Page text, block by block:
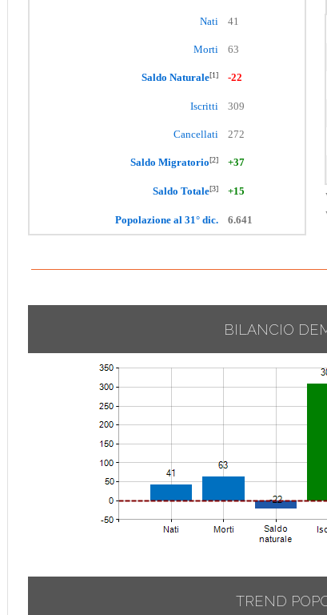
Nati 41
Morti 63
Saldo Naturale[1] -22
Iscritti 309
Cancellati 272
Saldo Migratorio[2] +37
Saldo Totale[3] +15
Popolazione al 31° dic. 6.641
BILANCIO
TREND